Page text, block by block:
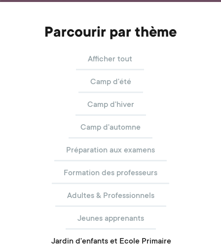
Parcourir par thème
Afficher tout
Camp d'été
Camp d'hiver
Camp d'automne
Préparation aux examens
Formation des professeurs
Adultes & Professionnels
Jeunes apprenants
Jardin d'enfants et Ecole Primaire